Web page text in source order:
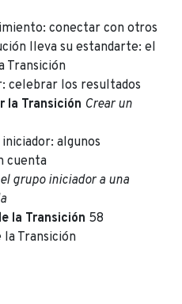
conectar con otros
lleva su estandarte: el
Transición
celebrar los resultados
la Transición Crear un
algunos
cuenta
grupo iniciador a una
la Transición 58
Transición